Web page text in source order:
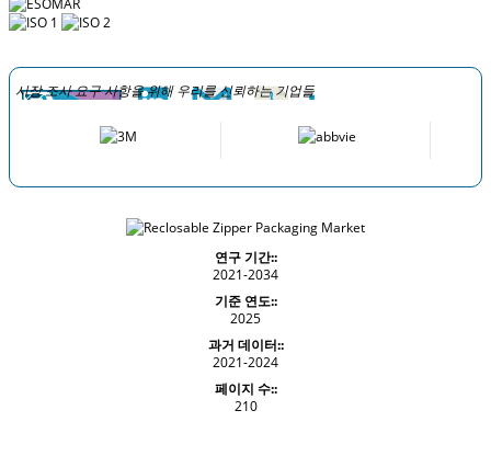
시장 조사 요구 사항을 위해 우리를 신뢰하는 기업들
연구 기간::
2021-2034
기준 연도::
2025
과거 데이터::
2021-2024
페이지 수::
210